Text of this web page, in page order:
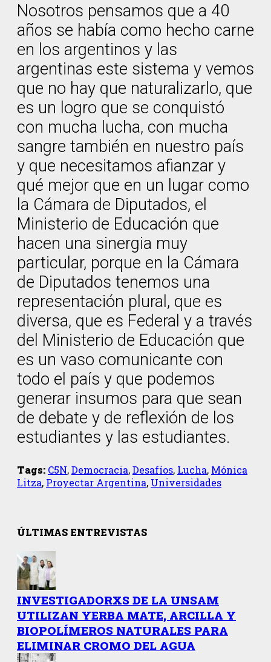
Nosotros pensamos que a 40
años se había como hecho carne
en los argentinos y las
argentinas este sistema y vemos
que no hay que naturalizarlo, que
es un logro que se conquistó
con mucha lucha, con mucha
sangre también en nuestro país
y que necesitamos afianzar y
qué mejor que en un lugar como
la Cámara de Diputados, el
Ministerio de Educación que
hacen una sinergia muy
particular, porque en la Cámara
de Diputados tenemos una
representación plural, que es
diversa, que es Federal y a través
del Ministerio de Educación que
es un vaso comunicante con
todo el país y que podemos
generar insumos para que sean
de debate y de reflexión de los
estudiantes y las estudiantes.
Tags: C5N,Democracia,Desafíos, Lucha, Mónica
Litza, Proyectar Argentina, Universidades
ÚLTIMAS ENTREVISTAS
INVESTIGADORXS DE LA UNSAM
UTILIZAN YERBA MATE, ARCILLA Y
BIOPOLÍMEROS NATURALES PARA
ELIMINAR CROMO DEL AGUA